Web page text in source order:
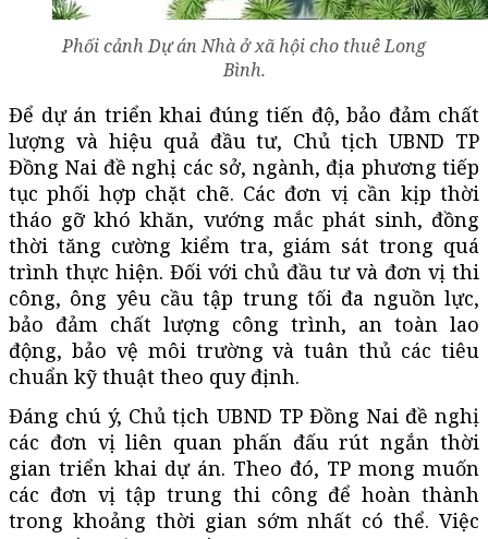
Phối cảnh Dự án Nhà ở xã hội cho thuê Long
Bình.
Để dự án triển khai đúng tiến độ, bảo đảm chất
lượng và hiệu quả đầu tư, Chủ tịch UBND TP
Đồng Nai đề nghị các sở, ngành, địa phương tiếp
tục phối hợp chặt chẽ. Các đơn vị cần kịp thời
tháo gỡ khó khăn, vướng mắc phát sinh, đồng
thời tăng cường kiểm tra, giám sát trong quá
trình thực hiện. Đối với chủ đầu tư và đơn vị thi
công, ông yêu cầu tập trung tối đa nguồn lực,
bảo đảm chất lượng công trình, an toàn lao
động, bảo vệ môi trường và tuân thủ các tiêu
chuẩn kỹ thuật theo quy định.
Đáng chú ý, Chủ tịch UBND TP Đồng Nai đề nghị
các đơn vị liên quan phấn đấu rút ngắn thời
gian triển khai dự án. Theo đó, TP mong muốn
các đơn vị tập trung thi công để hoàn thành
trong khoảng thời gian sớm nhất có thể. Việc